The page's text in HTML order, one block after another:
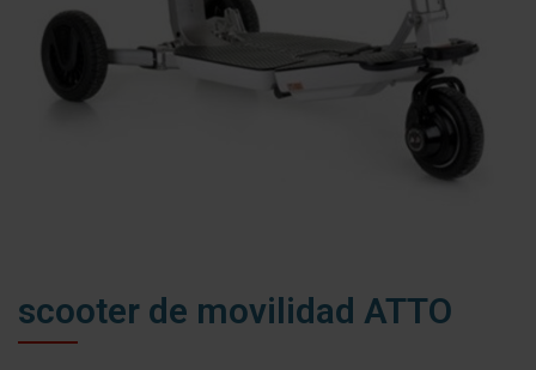
scooter de movilidad ATTO